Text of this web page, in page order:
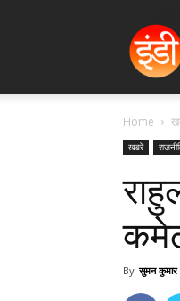
Home
खबरें
By सुमन कुमार